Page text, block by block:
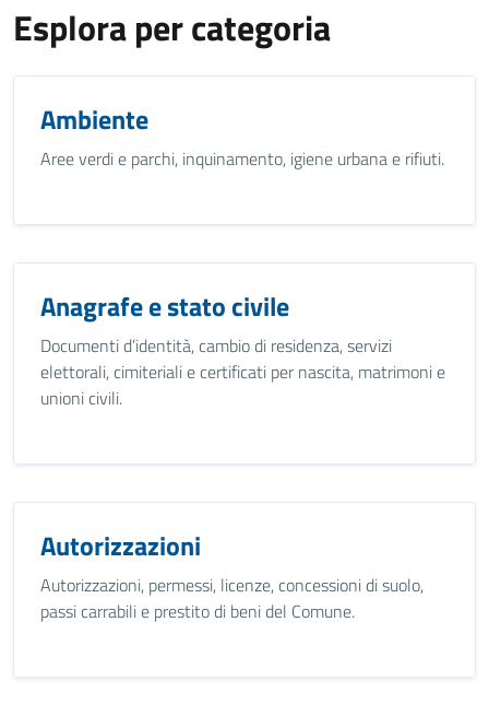
Esplora per categoria
Ambiente
Aree verdi e parchi, inquinamento, igiene urbana e rifiuti.
Anagrafe e stato civile
Documenti d’identità, cambio di residenza, servizi
elettorali, cimiteriali e certificati per nascita, matrimoni e
unioni civili.
Autorizzazioni
Autorizzazioni, permessi, licenze, concessioni di suolo,
passi carrabili e prestito di beni del Comune.